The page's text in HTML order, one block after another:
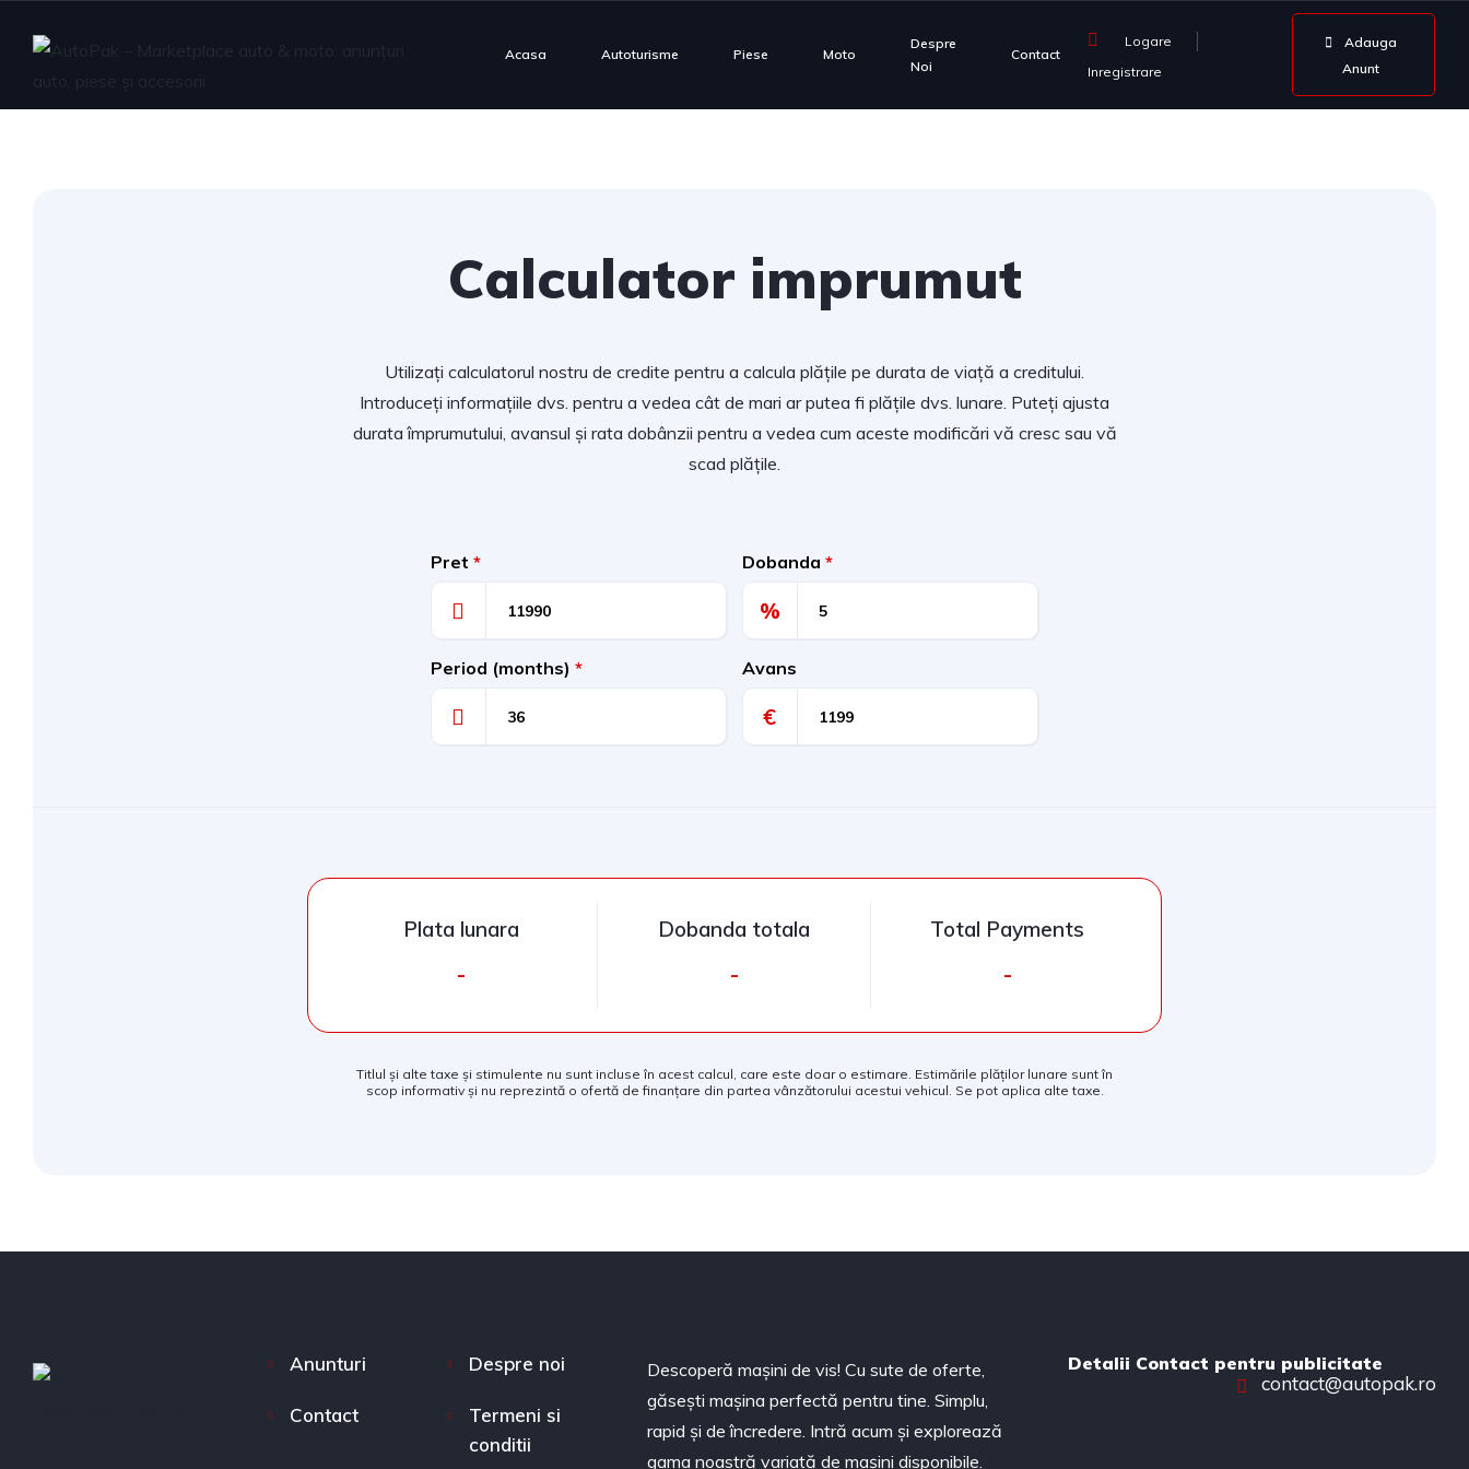
Acasa Autoturisme Piese Moto
Despre
Noi
Contact
Logare
Inregistrare
Adauga
Anunt
Calculator imprumut
Utilizați calculatorul nostru de credite pentru a calcula plățile pe durata de viață a creditului.
Introduceți informațiile dvs. pentru a vedea cât de mari ar putea fi plățile dvs. lunare. Puteți ajusta
durata împrumutului, avansul și rata dobânzii pentru a vedea cum aceste modificări vă cresc sau vă
scad plățile.
Pret * Dobanda *
%
Period (months) * Avans
€
Plata lunara
-
Dobanda totala
-
Total Payments
-
Titlul și alte taxe și stimulente nu sunt incluse în acest calcul, care este doar o estimare. Estimările plăților lunare sunt în
scop informativ și nu reprezintă o ofertă de finanțare din partea vânzătorului acestui vehicul. Se pot aplica alte taxe.
Anunturi Despre noi
Contact
Termeni si
conditii
Descoperă mașini de vis! Cu sute de oferte,
găsești mașina perfectă pentru tine. Simplu,
rapid și de încredere. Intră acum și explorează
gama noastră variată de mașini disponibile.
Detalii Contact pentru publicitate
contact@autopak.ro